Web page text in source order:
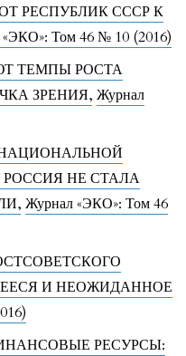
РЕСПУБЛИК СССР К
Том 46 № 10 (2016)
ТЕМПЫ РОСТА
ЗРЕНИЯ, Журнал
НЕ СТАЛА
, Журнал «ЭКО»: Том 46
И НЕОЖИДАННОЕ
РЕСУРСЫ: